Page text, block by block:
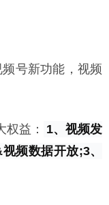
号新功能，视频
益：
1、视频发
频数据开放;3、